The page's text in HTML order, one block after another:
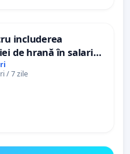
includerea
de hrană în salariul
gradațiilor
pentru asistenții
/ 7 zile